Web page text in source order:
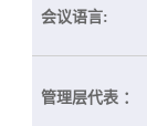
会议语言:
管理层代表 ：